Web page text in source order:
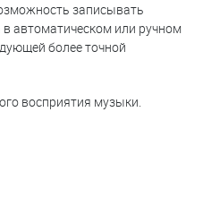
записывать
автоматическом или ручном
более точной
восприятия музыки.